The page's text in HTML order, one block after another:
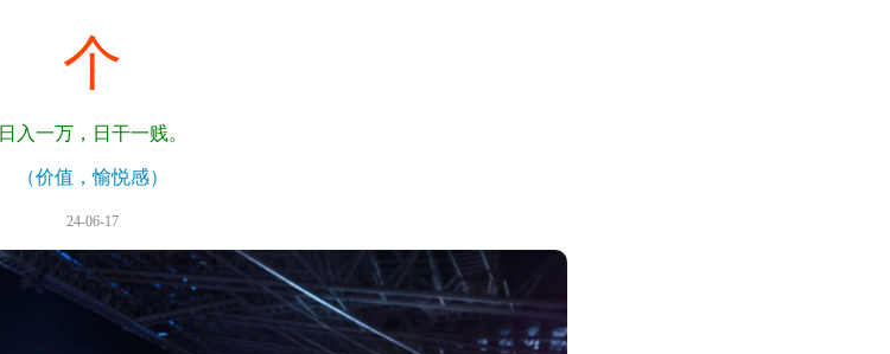
个
日入一万，日干一贱。
（价值，愉悦感）
24-06-17